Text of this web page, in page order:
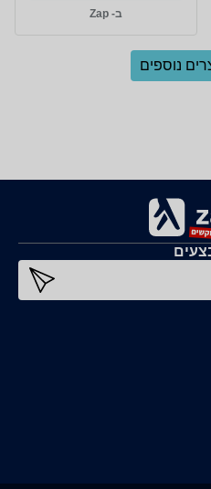
ב- Zap
נוספים